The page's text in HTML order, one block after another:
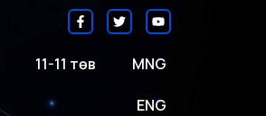
11-11 төв MNG
ENG